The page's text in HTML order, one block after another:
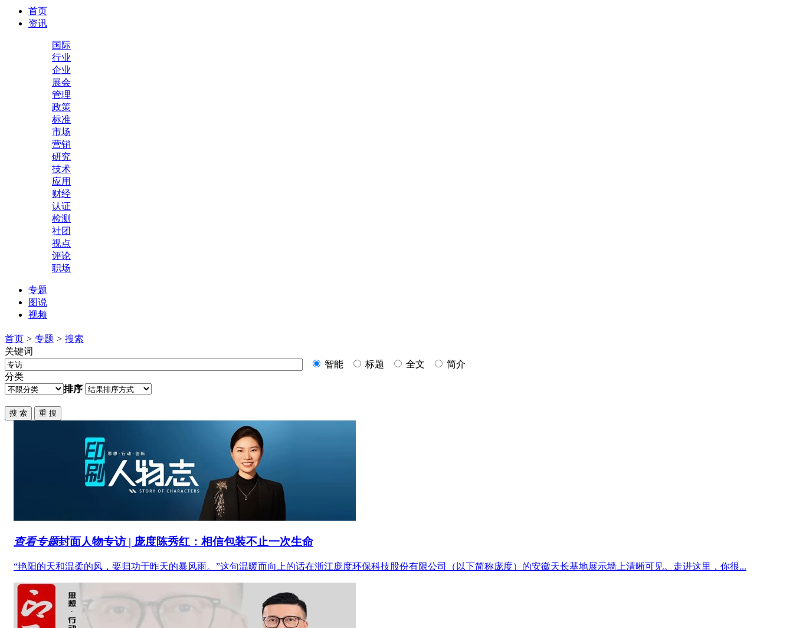
首页
资讯
国际
行业
企业
展会
管理
政策
标准
市场
营销
研究
技术
应用
财经
认证
检测
社团
视点
评论
职场
专题
图说
视频
首页 > 专题 > 搜索
关键词
智能
标题 全文
简介
分类
排序
查看专题封面人物专访| 庞度陈秀红：相信包装不止一次生命
“艳阳的天和温柔的风，要归功于昨天的暴风雨。”这句温暖而向上的话在浙江庞度环保科技股份有限公司（以下简称庞度）的安徽天长基地展示墙上清晰可见。走进这里，你很...